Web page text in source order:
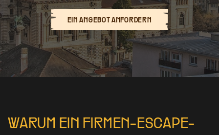
EIN ANGEBOT ANFORDERN
WARUM EIN FIRMEN-ESCAPE-